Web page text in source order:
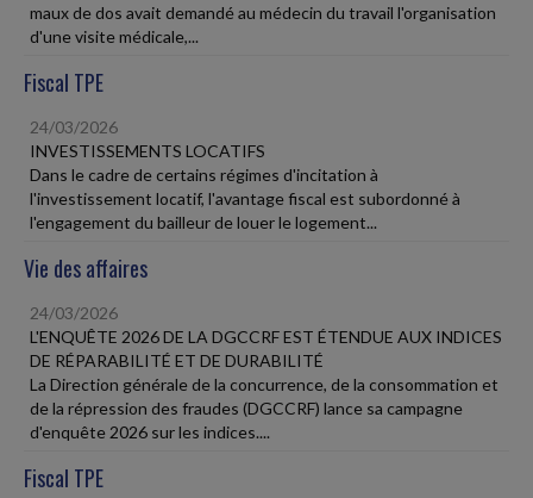
maux de dos avait demandé au médecin du travail l'organisation
d'une visite médicale,...
Fiscal TPE
24/03/2026
INVESTISSEMENTS LOCATIFS
Dans le cadre de certains régimes d'incitation à
l'investissement locatif, l'avantage fiscal est subordonné à
l'engagement du bailleur de louer le logement...
Vie des affaires
24/03/2026
L'ENQUÊTE 2026 DE LA DGCCRF EST ÉTENDUE AUX INDICES
DE RÉPARABILITÉ ET DE DURABILITÉ
La Direction générale de la concurrence, de la consommation et
de la répression des fraudes (DGCCRF) lance sa campagne
d'enquête 2026 sur les indices....
Fiscal TPE